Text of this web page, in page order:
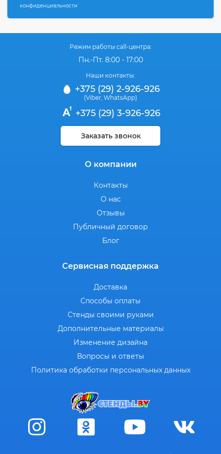
конфиденциальности
Режим работы call-центра:
Пн.-Пт. 8:00 - 17:00
Наши контакты:
+375 (29) 2-926-926
(Viber WhatsApp)
+375 (29) 3-926-926
Заказать звонок
О компании
Контакты
О нас
Отзывы
Публичный договор
Блог
Сервисная поддержка
Доставка
Способы оплаты
Стенды своими руками
Дополнительные материалы
Изменение дизайна
Вопросы и ответы
Политика обработки персональных данных